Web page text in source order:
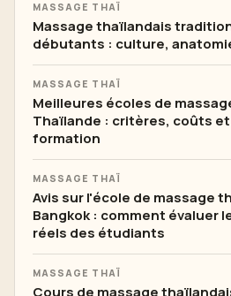
MASSAGE THAÏ
Massage thaïlandais
débutants : culture,
MASSAGE THAÏ
Meilleures écoles de
Thaïlande : critères, coûts
formation
MASSAGE THAÏ
Avis sur l'école de massage
Bangkok : comment évaluer
réels des étudiants
MASSAGE THAÏ
Cours de massage